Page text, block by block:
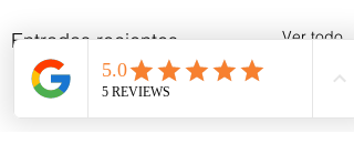
Entradas recientes Ver todo